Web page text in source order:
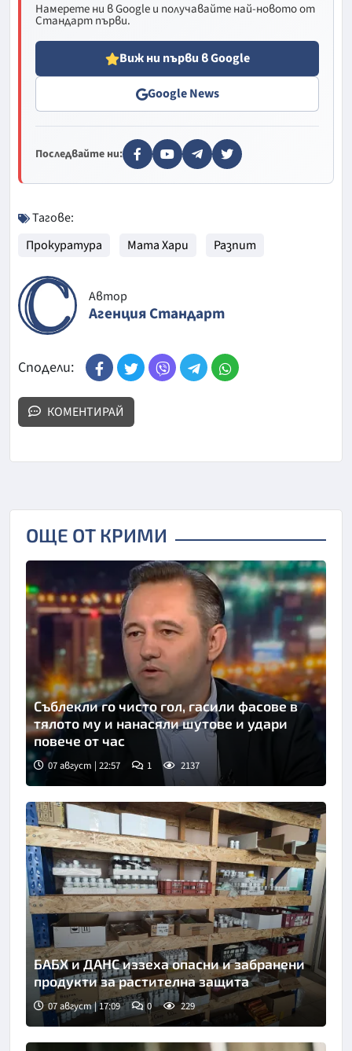
Намерете ни в Google и получавайте най-новото от
Стандарт първи.
Виж ни първи в Google
Google News
Последвайте ни:
Тагове:
Прокуратура
Мата Хари Разпит
Автор
Агенция Стандарт
Сподели:
КОМЕНТИРАЙ
ОЩЕ ОТ КРИМИ
Съблекли го чисто гол, гасили фасове в
тялото му и нанасяли шутове и удари
повече от час
07 август | 22:57 1 2137
БАБХ и ДАНС иззеха опасни и забранени
продукти за растителна защита
07 август | 17:09 0 229